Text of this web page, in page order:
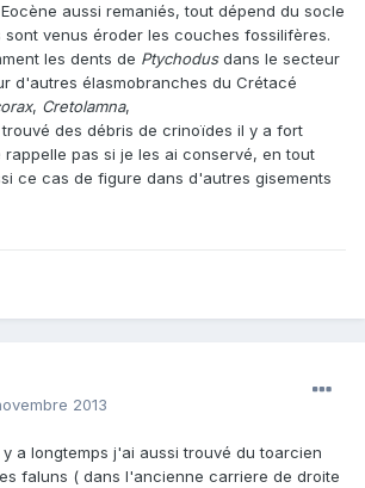
aussi remaniés, tout dépend du socle
venus éroder les couches fossilifères.
les dents de Ptychodusdans le secteur
d'autres élasmobranches du Crétacé
, Cretolamna,
des débris de crinoïdes il y a fort
rappelle pas si je les ai conservé, en tout
ce cas de figure dans d'autres gisements
2013
a longtemps j'ai aussi trouvé du toarcien
faluns ( dans l'ancienne carriere de droite